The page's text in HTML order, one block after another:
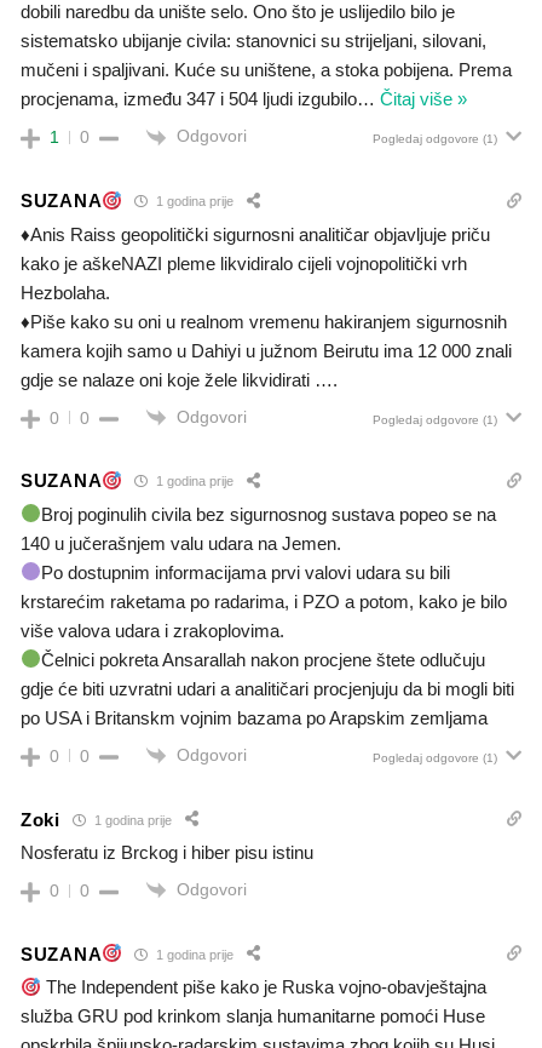
dobili naredbu da unište selo. Ono što je uslijedilo bilo je
sistematsko ubijanje civila: stanovnici su strijeljani, silovani,
mučeni i spaljivani. Kuće su uništene, a stoka pobijena. Prema
procjenama, između 347 i 504 ljudi izgubilo… Čitaj više »
1 0 Odgovori Pogledaj odgovore (1)
SUZANA 1 godina prije
♦️Anis Raiss geopolitički sigurnosni analitičar objavljuje priču
kako je aškeNAZI pleme likvidiralo cijeli vojnopolitički vrh
Hezbolaha.
♦️Piše kako su oni u realnom vremenu hakiranjem sigurnosnih
kamera kojih samo u Dahiyi u južnom Beirutu ima 12 000 znali
gdje se nalaze oni koje žele likvidirati ….
0 0 Odgovori Pogledaj odgovore (1)
SUZANA 1 godina prije
Broj poginulih civila bez sigurnosnog sustava popeo se na
140 u jučerašnjem valu udara na Jemen.
Po dostupnim informacijama prvi valovi udara su bili
krstarećim raketama po radarima, i PZO a potom, kako je bilo
više valova udara i zrakoplovima.
Čelnici pokreta Ansarallah nakon procjene štete odlučuju
gdje će biti uzvratni udari a analitičari procjenjuju da bi mogli biti
po USA i Britanskm vojnim bazama po Arapskim zemljama
0 0 Odgovori Pogledaj odgovore (1)
Zoki 1 godina prije
Nosferatu iz Brckog i hiber pisu istinu
0 0 Odgovori
SUZANA 1 godina prije
The Independent piše kako je Ruska vojno-obavještajna
služba GRU pod krinkom slanja humanitarne pomoći Huse